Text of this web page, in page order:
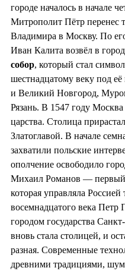
городе началось в начале
Митрополит Пётр перенес
Владимира в Москву. По
Иван Калита возвёл в
собор, который стал
шестнадцатому веку под
и Великий Новгород,
Рязань. В 1547 году
царства. Столица
Златоглавой. В начале
захватили польские
ополчение освободило
Михаил Романов — первый
которая управляла Россией
восемнадцатого века
городом государства
вновь стала столицей, и
разная. Современные
древними традициями,